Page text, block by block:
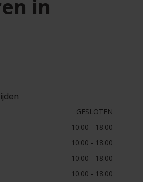
in
GESLOTEN
10:00 - 18.00
10:00 - 18.00
10:00 - 18.00
10.00 - 18.00